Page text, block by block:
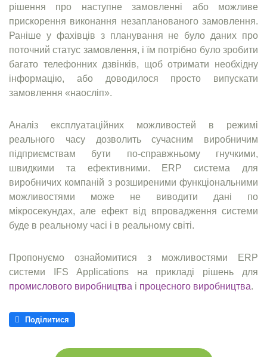
рішення про наступне замовленні або можливе
прискорення виконання незапланованого замовлення.
Раніше у фахівців з планування не було даних про
поточний статус замовлення, і їм потрібно було зробити
багато телефонних дзвінків, щоб отримати необхідну
інформацію, або доводилося просто випускати
замовлення «наосліп».
Аналіз експлуатаційних можливостей в режимі
реального часу дозволить сучасним виробничим
підприємствам бути по-справжньому гнучкими,
швидкими та ефективними. ERP система для
виробничих компаній з розширеними функціональними
можливостями може не виводити дані по
мікросекундах, але ефект від впровадження системи
буде в реальному часі і в реальному світі.
Пропонуємо ознайомитися з можливостями ERP
системи IFS Applications на прикладі рішень для
промислового виробництва і процесного виробництва.
Поділитися